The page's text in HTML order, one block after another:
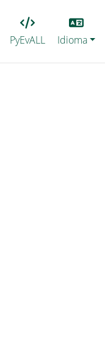
PyEvALL
Lang
Idioma